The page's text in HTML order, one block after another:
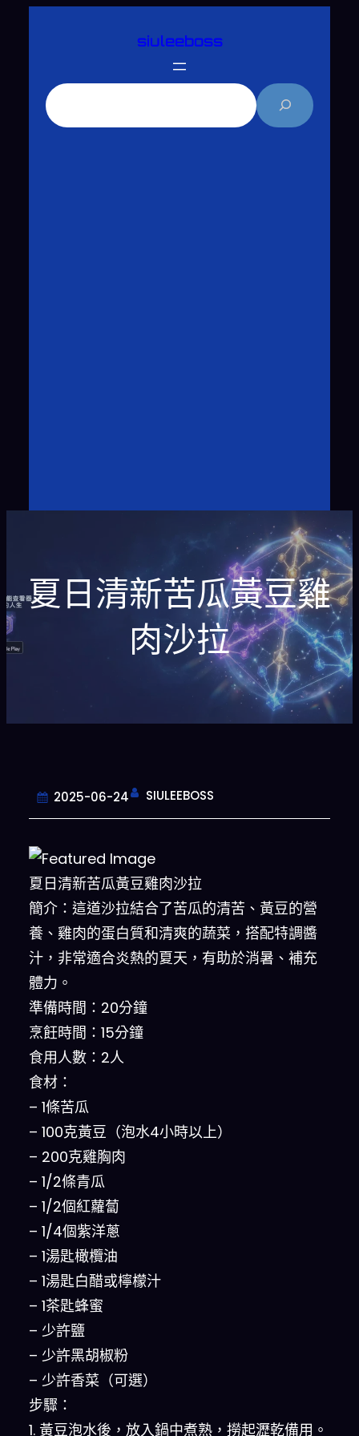
siuleeboss
夏日清新苦瓜黃豆雞
肉沙拉
2025-06-24 SIULEEBOSS
夏日清新苦瓜黃豆雞肉沙拉
簡介：這道沙拉結合了苦瓜的清苦、黃豆的營
養、雞肉的蛋白質和清爽的蔬菜，搭配特調醬
汁，非常適合炎熱的夏天，有助於消暑、補充
體力。
準備時間：20分鐘
烹飪時間：15分鐘
食用人數：2人
食材：
– 1條苦瓜
– 100克黃豆（泡水4小時以上）
– 200克雞胸肉
– 1/2條青瓜
– 1/2個紅蘿蔔
– 1/4個紫洋蔥
– 1湯匙橄欖油
– 1湯匙白醋或檸檬汁
– 1茶匙蜂蜜
– 少許鹽
– 少許黑胡椒粉
– 少許香菜（可選）
步驟：
1. 黃豆泡水後，放入鍋中煮熟，撈起瀝乾備用。